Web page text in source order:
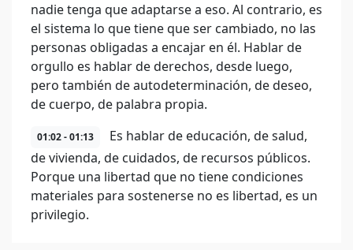
nadie tenga que adaptarse a eso. Al contrario, es
el sistema lo que tiene que ser cambiado, no las
personas obligadas a encajar en él. Hablar de
orgullo es hablar de derechos, desde luego,
pero también de autodeterminación, de deseo,
de cuerpo, de palabra propia.
01:02 - 01:13
Es hablar de educación, de salud,
de vivienda, de cuidados, de recursos públicos.
Porque una libertad que no tiene condiciones
materiales para sostenerse no es libertad, es un
privilegio.